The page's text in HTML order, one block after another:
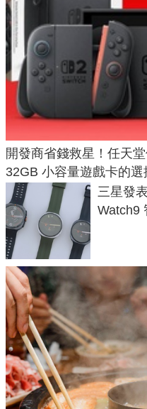
開發商省錢救星！任天
32GB 小容量遊戲卡的選
三星發
Watch9